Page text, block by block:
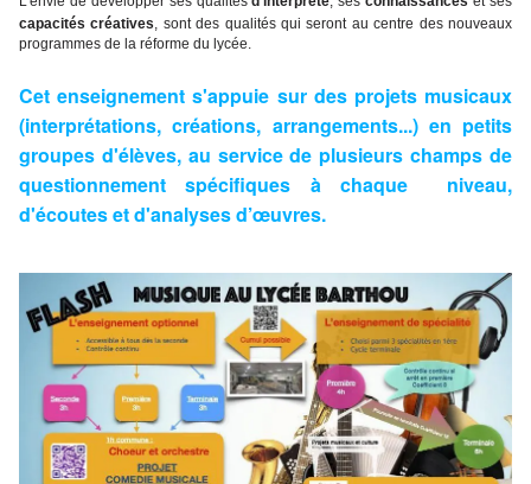
capacités créatives
, sont des qualités qui seront au centre des nouveaux
programmes de la réforme du lycée.
Cet enseignement s'appuie sur des projets musicaux
(interprétations, créations, arrangements...) en petits
groupes d'élèves, au service de plusieurs champs de
questionnement spécifiques à chaque niveau,
d'écoutes et d'analyses d’œuvres.